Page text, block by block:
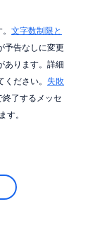
文字数制限と
予告なしに変更
あります。詳細
ください。 失敗
了するメッセ
す。